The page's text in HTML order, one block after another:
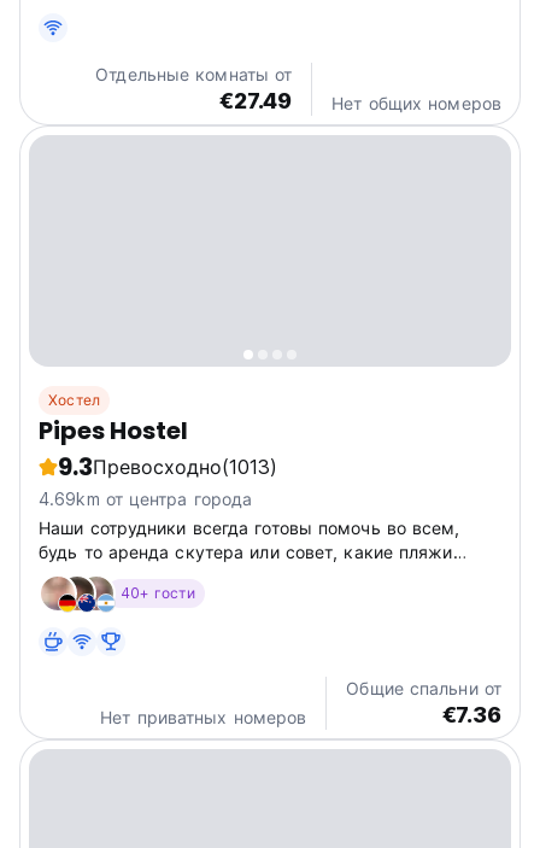
Отдельные комнаты от
€27.49 Нет общих номеров
Хостел
Pipes Hostel
9.3Превосходно(1013)
4.69km от центра города
Наши сотрудники всегда готовы помочь во всем,
будь то аренда скутера или совет, какие пляжи
посетить!
40+ гости
Нет приватных номеров
Общие спальни от
€7.36